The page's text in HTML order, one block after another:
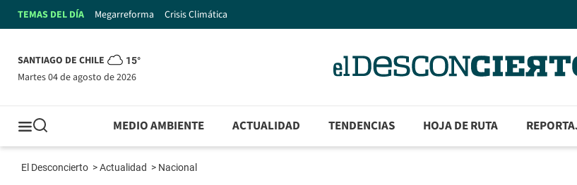
TEMAS DEL DÍA Megarreforma Crisis Climática
SANTIAGO DE CHILE 15°
martes 04 de agosto de 2026
MEDIO AMBIENTE ACTUALIDAD TENDENCIAS HOJA DE RUTA
El Desconcierto >Actualidad > Nacional